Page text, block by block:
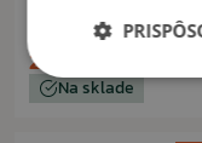
28,50 €
Na sklade